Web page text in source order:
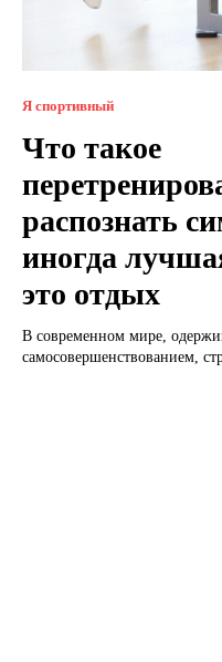
Я спортивный
Что такое
распознать
иногда
это отдых
В современном мире,
самосовершенствованием,